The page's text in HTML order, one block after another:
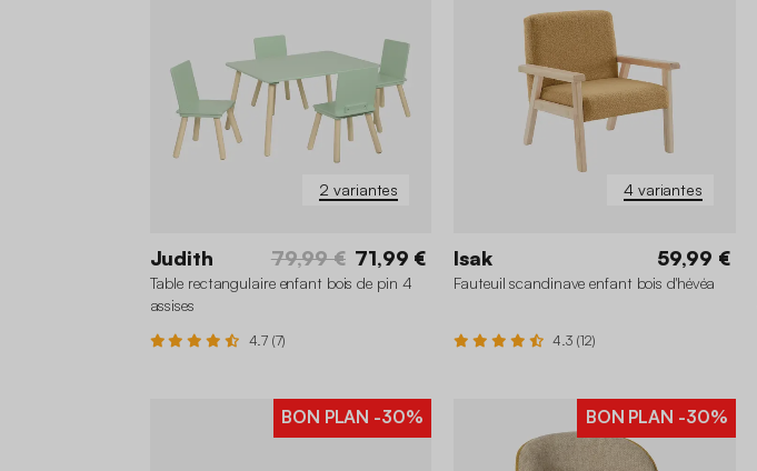
2 variantes
Judith 79,99 € 71,99 €
Table rectangulaire enfant bois de pin 4
assises
4.7 (7)
4 variantes
Isak 59,99 €
Fauteuil scandinave enfant bois d'hévéa
4.3 (12)
BON PLAN -30% BON PLAN -30%